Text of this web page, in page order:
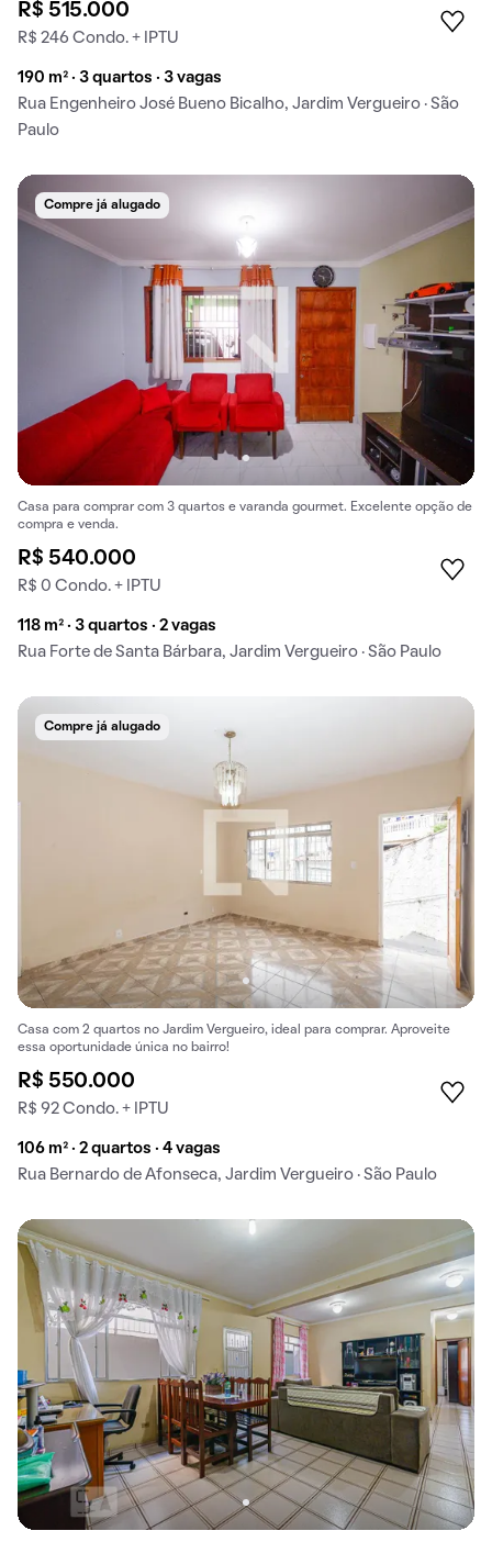
R$ 515.000
R$ 246 Condo. + IPTU
190 m² · 3 quartos · 3 vagas
Rua Engenheiro José Bueno Bicalho, Jardim Vergueiro · São
Paulo
Compre já alugado
Casa para comprar com 3 quartos e varanda gourmet. Excelente opção de
compra e venda.
R$ 540.000
R$ 0 Condo. + IPTU
118 m² · 3 quartos · 2 vagas
Rua Forte de Santa Bárbara, Jardim Vergueiro · São Paulo
Compre já alugado
Casa com 2 quartos no Jardim Vergueiro, ideal para comprar. Aproveite
essa oportunidade única no bairro!
R$ 550.000
R$ 92 Condo. + IPTU
106 m² · 2 quartos · 4 vagas
Rua Bernardo de Afonseca, Jardim Vergueiro · São Paulo